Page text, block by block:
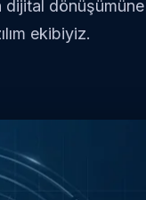
ekibiyiz.